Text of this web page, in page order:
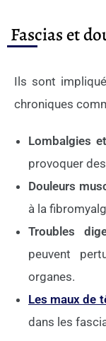
Fascias et
Ils sont
chroniques
Lombalgies
provoquer
Douleurs
à la
Troubles
peuvent
organes.
Les maux de
dans les